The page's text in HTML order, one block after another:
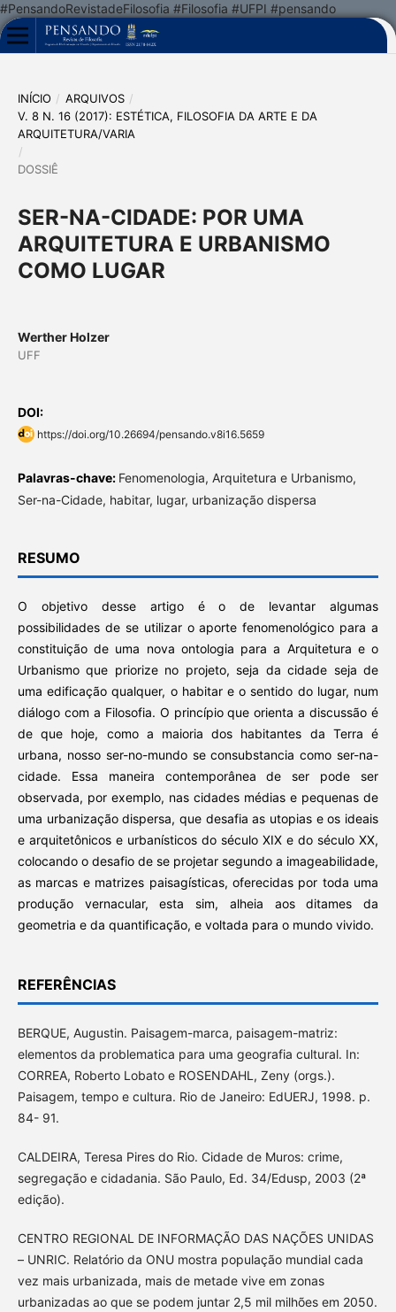
#PensandoRevistadeFilosofia #Filosofia #UFPI #pensando
INÍCIO / ARQUIVOS /
V. 8 N. 16 (2017): ESTÉTICA, FILOSOFIA DA ARTE E DA
ARQUITETURA/VARIA
/
DOSSIÊ
SER-NA-CIDADE: POR UMA
ARQUITETURA E URBANISMO
COMO LUGAR
Werther Holzer
UFF
DOI:
https://doi.org/10.26694/pensando.v8i16.5659
Palavras-chave: Fenomenologia, Arquitetura e Urbanismo,
Ser-na-Cidade, habitar, lugar, urbanização dispersa
RESUMO
O objetivo desse artigo é o de levantar algumas
possibilidades de se utilizar o aporte fenomenológico para a
constituição de uma nova ontologia para a Arquitetura e o
Urbanismo que priorize no projeto, seja da cidade seja de
uma edificação qualquer, o habitar e o sentido do lugar, num
diálogo com a Filosofia. O princípio que orienta a discussão é
de que hoje, como a maioria dos habitantes da Terra é
urbana, nosso ser-no-mundo se consubstancia como ser-na-
cidade. Essa maneira contemporânea de ser pode ser
observada, por exemplo, nas cidades médias e pequenas de
uma urbanização dispersa, que desafia as utopias e os ideais
e arquitetônicos e urbanísticos do século XIX e do século XX,
colocando o desafio de se projetar segundo a imageabilidade,
as marcas e matrizes paisagísticas, oferecidas por toda uma
produção vernacular, esta sim, alheia aos ditames da
geometria e da quantificação, e voltada para o mundo vivido.
REFERÊNCIAS
BERQUE, Augustin. Paisagem-marca, paisagem-matriz:
elementos da problematica para uma geografia cultural. In:
CORREA, Roberto Lobato e ROSENDAHL, Zeny (orgs.).
Paisagem, tempo e cultura. Rio de Janeiro: EdUERJ, 1998. p.
84- 91.
CALDEIRA, Teresa Pires do Rio. Cidade de Muros: crime,
segregação e cidadania. São Paulo, Ed. 34/Edusp, 2003 (2ª
edição).
CENTRO REGIONAL DE INFORMAÇÃO DAS NAÇÕES UNIDAS
– UNRIC. Relatório da ONU mostra população mundial cada
vez mais urbanizada, mais de metade vive em zonas
urbanizadas ao que se podem juntar 2,5 mil milhões em 2050.